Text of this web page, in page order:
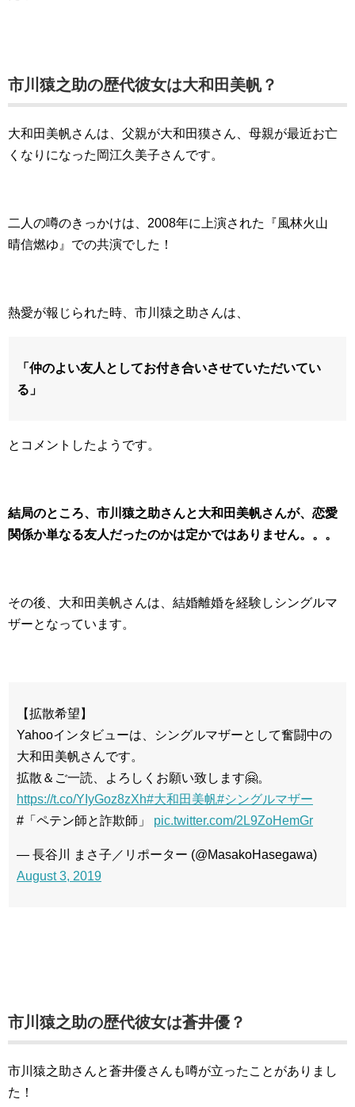
市川猿之助の歴代彼女は大和田美帆？
大和田美帆さんは、父親が大和田獏さん、母親が最近お亡
くなりになった岡江久美子さんです。
二人の噂のきっかけは、2008年に上演された『風林火山
晴信燃ゆ』での共演でした！
熱愛が報じられた時、市川猿之助さんは、
「仲のよい友人としてお付き合いさせていただいてい
る」
とコメントしたようです。
結局のところ、市川猿之助さんと大和田美帆さんが、恋愛
関係か単なる友人だったのかは定かではありません。。。
その後、大和田美帆さんは、結婚離婚を経験しシングルマ
ザーとなっています。
【拡散希望】
Yahooインタビューは、シングルマザーとして奮闘中の
大和田美帆さんです。
拡散＆ご一読、よろしくお願い致します🤗。
https://t.co/YIyGoz8zXh#大和田美帆#シングルマザー
#「ペテン師と詐欺師」 pic.twitter.com/2L9ZoHemGr
— 長谷川 まさ子／リポーター (@MasakoHasegawa)
August 3, 2019
市川猿之助の歴代彼女は蒼井優？
市川猿之助さんと蒼井優さんも噂が立ったことがありまし
た！